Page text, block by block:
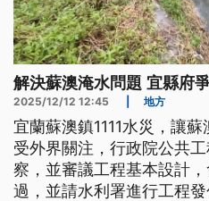
解決蘇澳淹水問題 宜縣府
2025/12/12 12:45 地方
宜蘭蘇澳鎮1111水災，讓
受外界關注，行政院公共
察，並審議工程基本設計
過，並請水利署進行工程